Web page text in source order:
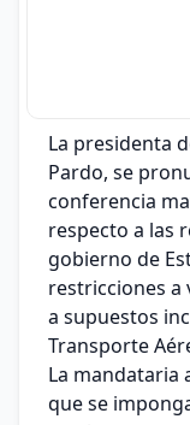
La presidenta
Pardo, se
conferencia
respecto a las
gobierno de
restricciones a
a supuestos
Transporte
La mandataria
que se